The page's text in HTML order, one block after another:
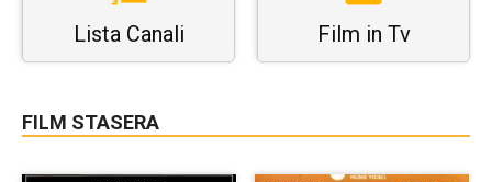
Lista Canali Film in Tv
FILM STASERA